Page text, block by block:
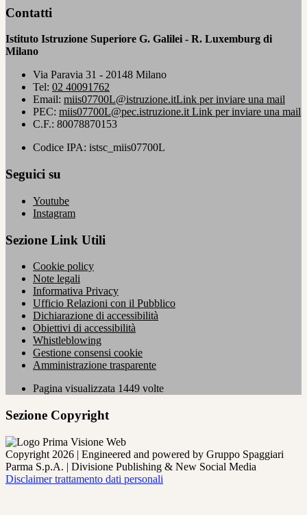
Contatti
Istituto Istruzione Superiore G. Galilei - R. Luxemburg di
Milano
Via Paravia 31 - 20148 Milano
Tel: 02 40091762
Email: miis07700L@istruzione.itLink per inviare una mail
PEC: miis07700L@pec.istruzione.it Link per inviare una mail
C.F.: 80078870153
Codice IPA: istsc_miis07700L
Seguici su
Youtube
Instagram
Sezione Link Utili
Cookie policy
Note legali
Informativa Privacy
Ufficio Relazioni con il Pubblico
Dichiarazione di accessibilità
Obiettivi di accessibilità
Whistleblowing
Gestione consensi cookie
Amministrazione trasparente
Pagina visualizzata 1449 volte
Sezione Copyright
Copyright 2026 | Engineered and powered by Gruppo Spaggiari
Parma S.p.A. | Divisione Publishing & New Social Media
Disclaimer trattamento dati personali